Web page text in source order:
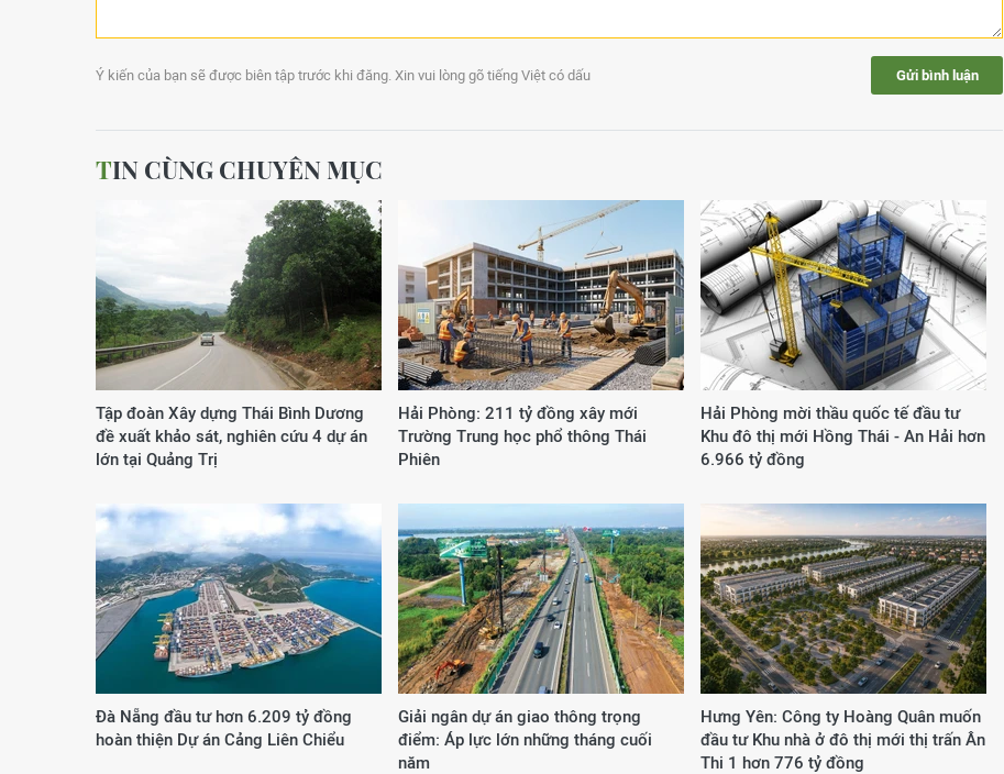
Ý kiến của bạn sẽ được biên tập trước khi đăng. Xin vui lòng gõ tiếng Việt có dấu Gửi bình luận
TIN CÙNG CHUYÊN MỤC
Tập đoàn Xây dựng Thái Bình Dương
đề xuất khảo sát, nghiên cứu 4 dự án
lớn tại Quảng Trị
Hải Phòng: 211 tỷ đồng xây mới
Trường Trung học phổ thông Thái
Phiên
Hải Phòng mời thầu quốc tế đầu tư
Khu đô thị mới Hồng Thái - An Hải hơn
6.966 tỷ đồng
Đà Nẵng đầu tư hơn 6.209 tỷ đồng
hoàn thiện Dự án Cảng Liên Chiểu
Giải ngân dự án giao thông trọng
điểm: Áp lực lớn những tháng cuối
năm
Hưng Yên: Công ty Hoàng Quân muốn
đầu tư Khu nhà ở đô thị mới thị trấn Ân
Thi 1 hơn 776 tỷ đồng